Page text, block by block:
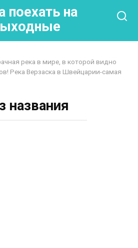
поехать на
река в мире, в которой видно
Река Верзаска в Швейцарии-самая
названия